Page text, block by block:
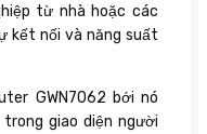
từ nhà hoặc các
kết nối và năng suất
GWN7062 bới nó
giao diện người